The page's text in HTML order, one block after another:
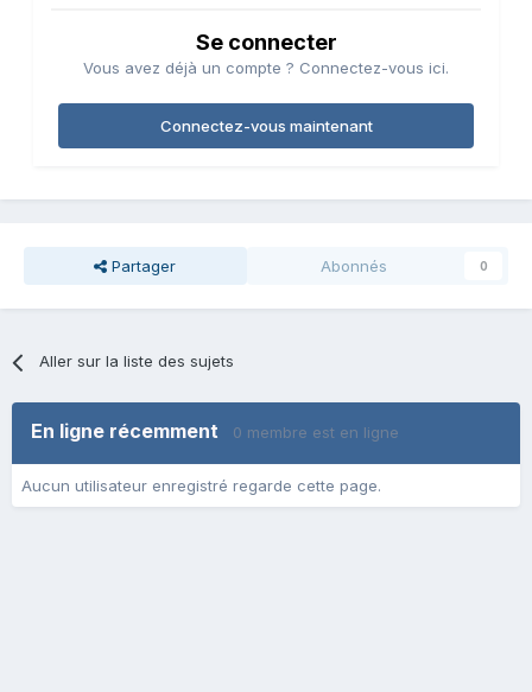
Se connecter
Vous avez déjà un compte ? Connectez-vous ici.
Connectez-vous maintenant
Partager Abonnés 0
Aller sur la liste des sujets
En ligne récemment 0 membre est en ligne
Aucun utilisateur enregistré regarde cette page.